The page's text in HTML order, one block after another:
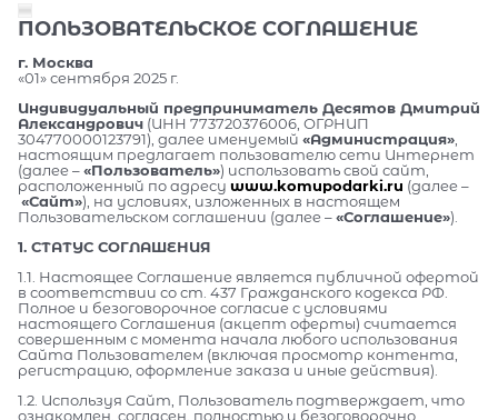
ПОЛЬЗОВАТЕЛЬСКОЕ СОГЛАШЕНИЕ
г. Москва
«01» сентября 2025 г.
Индивидуальный предприниматель Десятов Дмитрий
Александрович (ИНН 773720376006, ОГРНИП
304770000123791), далее именуемый «Администрация»,
настоящим предлагает пользователю сети Интернет
(далее –«Пользователь») использовать свой сайт,
расположенный по адресу www.komupodarki.ru (далее –
«Сайт»), на условиях, изложенных в настоящем
Пользовательском соглашении (далее –«Соглашение»).
1. СТАТУС СОГЛАШЕНИЯ
1.1. Настоящее Соглашение является публичной офертой
в соответствии со ст. 437 Гражданского кодекса РФ.
Полное и безоговорочное согласие с условиями
настоящего Соглашения (акцепт оферты) считается
совершенным с момента начала любого использования
Сайта Пользователем (включая просмотр контента,
регистрацию, оформление заказа и иные действия).
1.2. Используя Сайт, Пользователь подтверждает, что
ознакомлен, согласен, полностью и безоговорочно